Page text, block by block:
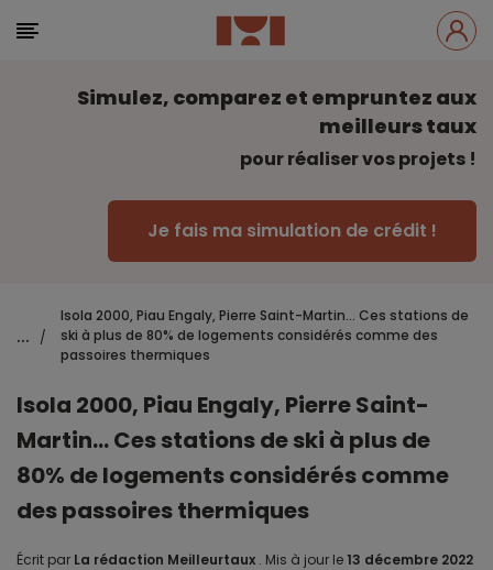
Simulez, comparez et empruntez aux
meilleurs taux
pour réaliser vos projets !
Je fais ma simulation de crédit !
... /
Isola 2000, Piau Engaly, Pierre Saint-Martin... Ces stations de
ski à plus de 80% de logements considérés comme des
passoires thermiques
Isola 2000, Piau Engaly, Pierre Saint-
Martin... Ces stations de ski à plus de
80% de logements considérés comme
des passoires thermiques
Écrit par La rédaction Meilleurtaux . Mis à jour le 13 décembre 2022